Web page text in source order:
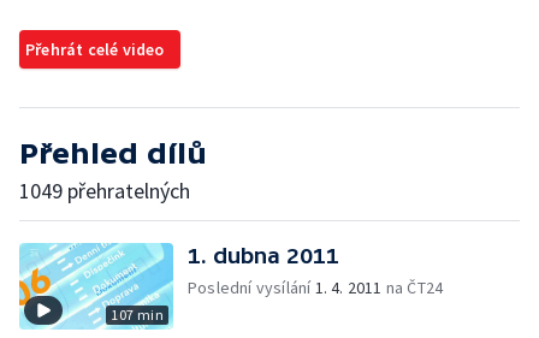
Přehrát celé video
Přehled dílů
1049 přehratelných
107 min
1. dubna 2011
Poslední vysílání1. 4. 2011 na ČT24